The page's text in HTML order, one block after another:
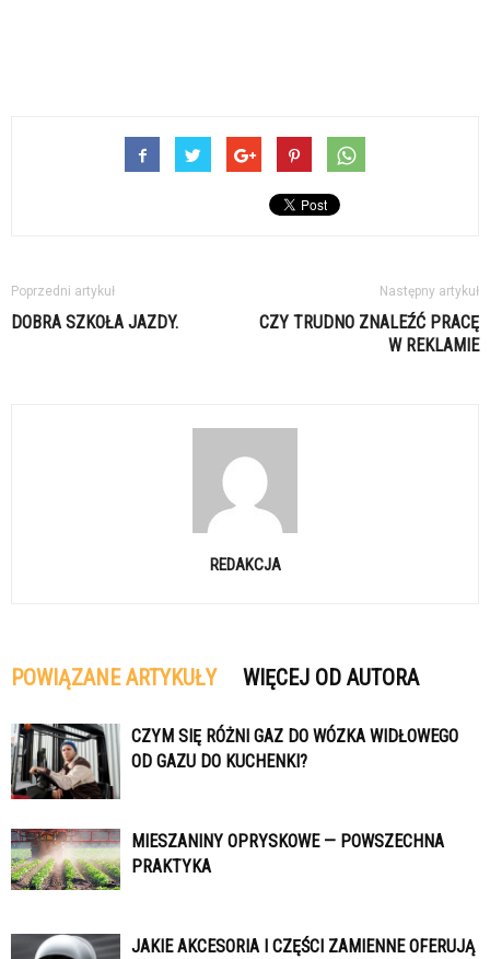
Poprzedni artykuł
DOBRA SZKOŁA JAZDY.
Następny artykuł
CZY TRUDNO ZNALEŹĆ PRACĘ
W REKLAMIE
REDAKCJA
POWIĄZANE ARTYKUŁY WIĘCEJ OD AUTORA
CZYM SIĘ RÓŻNI GAZ DO WÓZKA WIDŁOWEGO
OD GAZU DO KUCHENKI?
MIESZANINY OPRYSKOWE — POWSZECHNA
PRAKTYKA
JAKIE AKCESORIA I CZĘŚCI ZAMIENNE OFERUJĄ